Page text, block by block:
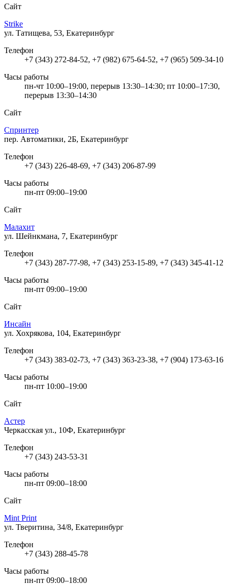
Сайт
Strike
ул. Татищева, 53, Екатеринбург
Телефон
+7 (343) 272-84-52, +7 (982) 675-64-52, +7 (965) 509-34-10
Часы работы
пн-чт 10:00–19:00, перерыв 13:30–14:30; пт 10:00–17:30,
перерыв 13:30–14:30
Сайт
Спринтер
пер. Автоматики, 2Б, Екатеринбург
Телефон
+7 (343) 226-48-69, +7 (343) 206-87-99
Часы работы
пн-пт 09:00–19:00
Сайт
Малахит
ул. Шейнкмана, 7, Екатеринбург
Телефон
+7 (343) 287-77-98, +7 (343) 253-15-89, +7 (343) 345-41-12
Часы работы
пн-пт 09:00–19:00
Сайт
Инсайн
ул. Хохрякова, 104, Екатеринбург
Телефон
+7 (343) 383-02-73, +7 (343) 363-23-38, +7 (904) 173-63-16
Часы работы
пн-пт 10:00–19:00
Сайт
Астер
Черкасская ул., 10Ф, Екатеринбург
Телефон
+7 (343) 243-53-31
Часы работы
пн-пт 09:00–18:00
Сайт
Mint Print
ул. Тверитина, 34/8, Екатеринбург
Телефон
+7 (343) 288-45-78
Часы работы
пн-пт 09:00–18:00